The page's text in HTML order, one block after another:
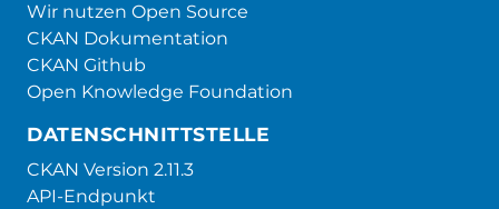
Wir nutzen Open Source
CKAN Dokumentation
CKAN Github
Open Knowledge Foundation
DATENSCHNITTSTELLE
CKAN Version 2.11.3
API-Endpunkt